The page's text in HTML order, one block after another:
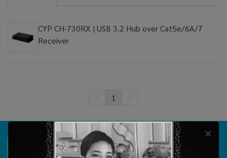
CYP CH-730RX | USB 3.2 Hub over Cat5e/6A/7
Receiver
1